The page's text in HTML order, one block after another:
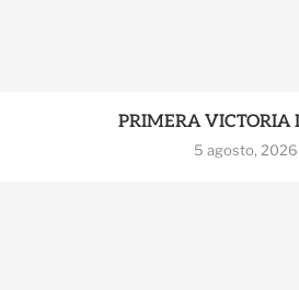
PRIMERA VICTORIA
5 agosto, 2026